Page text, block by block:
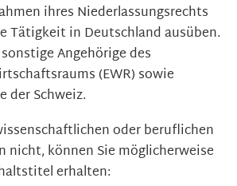
ihres Niederlassungsrechts
Tätigkeit in Deutschland ausüben.
Angehörige des
(EWR) sowie
der Schweiz.
oder beruflichen
nicht, können Sie möglicherweise
erhalten: